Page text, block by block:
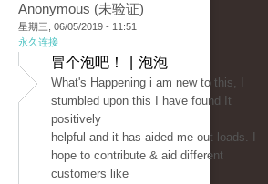
Anonymous (未验证)
星期三, 06/05/2019 - 11:51
永久连接
冒个泡吧！ | 泡泡
What's Happening i am new to this, I
stumbled upon this I have found It
positively
helpful and it has aided me out loads. I
hope to contribute & aid different
customers like